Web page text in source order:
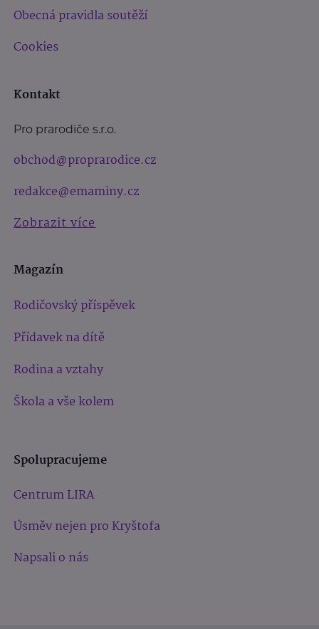
Obecná pravidla soutěží
Cookies
Kontakt
Pro prarodiče s.r.o.
obchod@proprarodice.cz
redakce@emaminy.cz
Zobrazit více
Magazín
Rodičovský příspěvek
Přídavek na dítě
Rodina a vztahy
Škola a vše kolem
Spolupracujeme
Centrum LIRA
Úsměv nejen pro Kryštofa
Napsali o nás